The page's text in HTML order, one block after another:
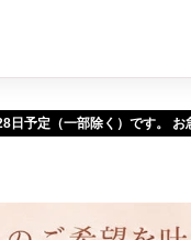
予定（一部除く）です。